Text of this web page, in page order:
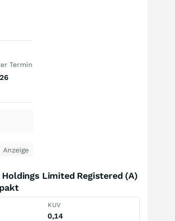
Termin
Anzeige
Holdings Limited Registered (A)
KUV
0,14